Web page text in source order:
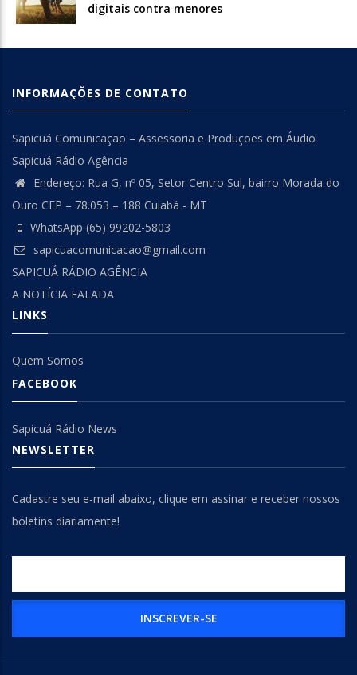
digitais contra menores
INFORMAÇÕES DE CONTATO
Sapicuá Comunicação – Assessoria e Produções em Áudio
Sapicuá Rádio Agência
Endereço: Rua G, nº 05, Setor Centro Sul, bairro Morada do
Ouro CEP – 78.053 – 188 Cuiabá - MT
WhatsApp (65) 99202-5803
sapicuacomunicacao@gmail.com
SAPICUÁ RÁDIO AGÊNCIA
A NOTÍCIA FALADA
LINKS
Quem Somos
FACEBOOK
Sapicuá Rádio News
NEWSLETTER
Cadastre seu e-mail abaixo, clique em assinar e receber nossos
boletins diariamente!